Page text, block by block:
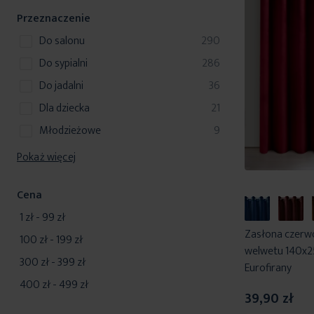
Zasłona
welwetu
Eurofirany
39,90 zł
y
k
y
u
k
y
Przeznaczenie
do salonu
290
produkty
do sypialni
286
produkty
do jadalni
36
produkty
dla dziecka
21
produkty
młodzieżowe
9
produkty
Pokaż więcej
Cena
1 zł-99 zł
100 zł-199 zł
300 zł-399 zł
400 zł-499 zł